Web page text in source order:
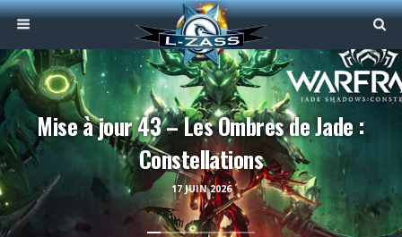
17 JUIN 2026
Mise à jour 43 – Les Ombres de Jade :
Constellations